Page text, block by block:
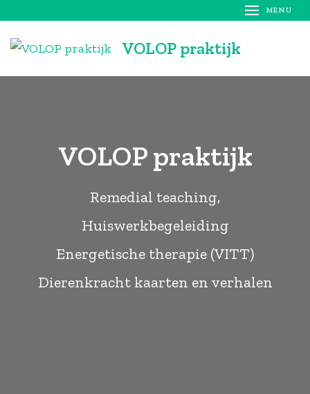
inhoud
MENU
VOLOP praktijk
VOLOP praktijk
Remedial teaching,
Huiswerkbegeleiding
Energetische therapie (VITT)
Dierenkracht kaarten en verhalen